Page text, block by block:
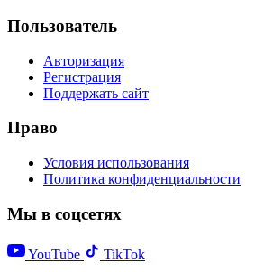
Пользователь
Авторизация
Регистрация
Поддержать сайт
Право
Условия использования
Политика конфиденциальности
Мы в соцсетях
YouTube TikTok